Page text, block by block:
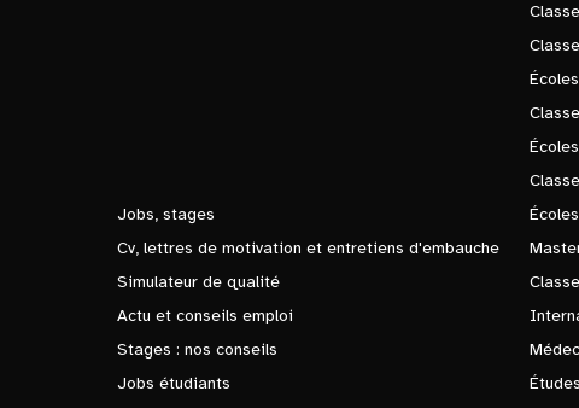
Jobs, stages
Cv, lettres de motivation et entretiens d'embauche
Simulateur de qualité
Actu et conseils emploi
Stages : nos conseils
Jobs étudiants